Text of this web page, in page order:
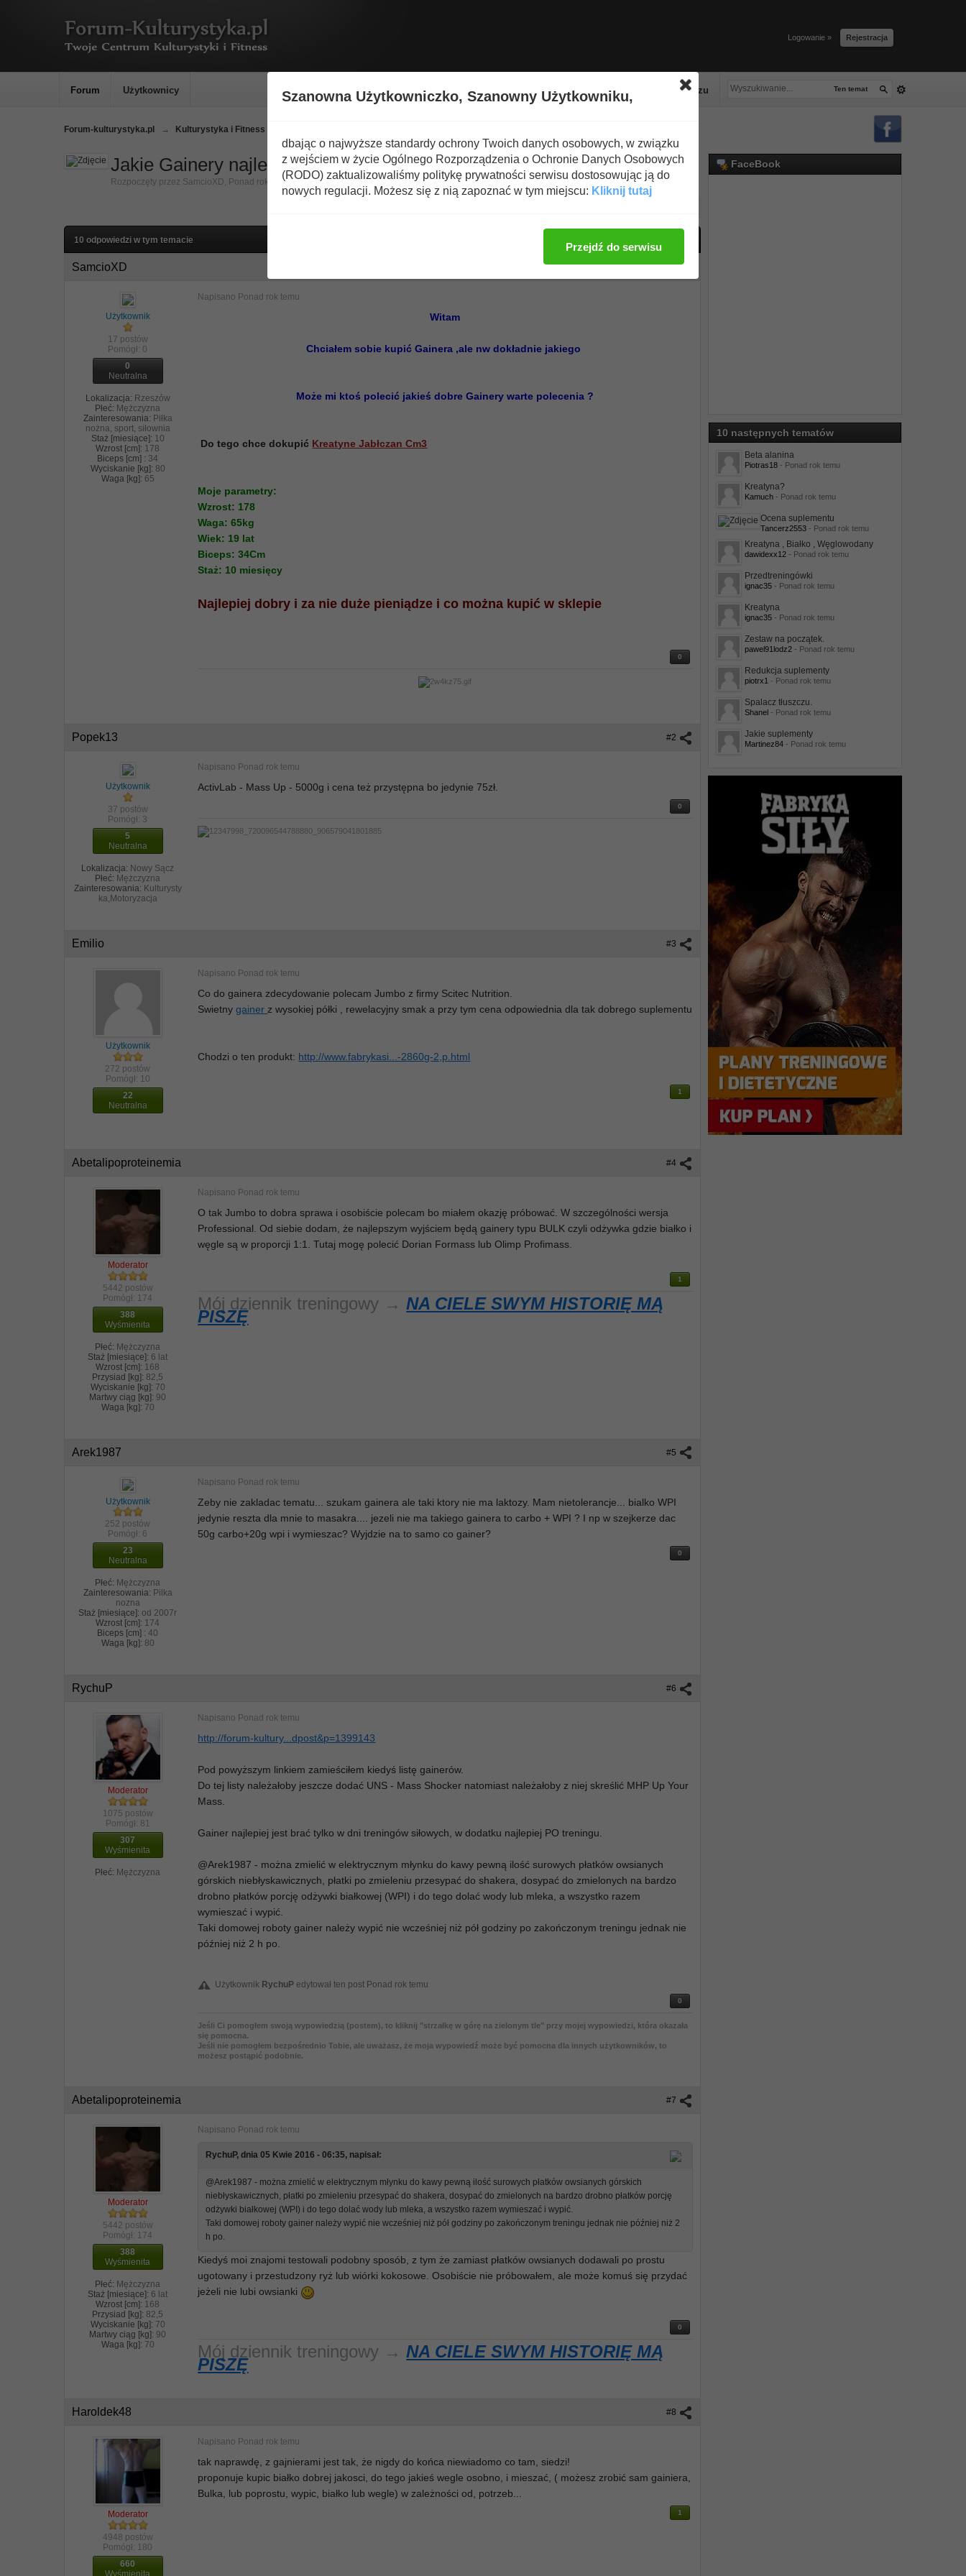
Logowanie » Rejestracja
Ten temat
Spalacze tłuszczu
Wyświetl nową zawartość
Forum Użytkownicy
Forum-kulturystyka.pl → Kulturystyka i Fitness
Jakie Gainery najlepsze
Rozpoczęty przez SamcioXD, Ponad rok temu
10 odpowiedzi w tym temacie
#1
SamcioXD
Użytkownik
17 postów
Pomógł: 0
0
Neutralna
Lokalizacja: Rzeszów
Płeć: Mężczyzna
Zainteresowania: Piłka
nożna, sport, siłownia
Staż [miesiące]: 10
Wzrost [cm]: 178
Biceps [cm] : 34
Wyciskanie [kg]: 80
Waga [kg]: 65
Napisano Ponad rok temu
Witam
Chciałem sobie kupić Gainera ,ale nw dokładnie jakiego
Może mi ktoś polecić jakieś dobre Gainery warte polecenia ?
Do tego chce dokupić Kreatyne Jabłczan Cm3
Moje parametry:
Wzrost: 178
Waga: 65kg
Wiek: 19 lat
Biceps: 34Cm
Staż: 10 miesięcy
Najlepiej dobry i za nie duże pieniądze i co można kupić w sklepie
0
#2
Popek13
Użytkownik
37 postów
Pomógł: 3
5
Neutralna
Lokalizacja: Nowy Sącz
Płeć: Mężczyzna
Zainteresowania: Kulturysty
ka,Motoryzacja
Napisano Ponad rok temu
ActivLab - Mass Up - 5000g i cena też przystępna bo jedynie 75zł.
0
#3
Emilio
Użytkownik
272 postów
Pomógł: 10
22
Neutralna
Napisano Ponad rok temu
Co do gainera zdecydowanie polecam Jumbo z firmy Scitec Nutrition.
Swietnygainer z wysokiej półki , rewelacyjny smak a przy tym cena odpowiednia dla tak dobrego suplementu
Chodzi o ten produkt: http://www.fabrykasi...-2860g-2,p.html
1
#4
Abetalipoproteinemia
Moderator
5442 postów
Pomógł: 174
388
Wyśmienita
Płeć: Mężczyzna
Staż [miesiące]: 6 lat
Wzrost [cm]: 168
Przysiad [kg]: 82,5
Wyciskanie [kg]: 70
Martwy ciąg [kg]: 90
Waga [kg]: 70
Napisano Ponad rok temu
O tak Jumbo to dobra sprawa i osobiście polecam bo miałem okazję próbować. W szczególności wersja
Professional. Od siebie dodam, że najlepszym wyjściem będą gainery typu BULK czyli odżywka gdzie białko i
węgle są w proporcji 1:1. Tutaj mogę polecić Dorian Formass lub Olimp Profimass.
1
Mój dziennik treningowy →NA CIELE SWYM HISTORIĘ MĄ
PISZĘ
#5
Arek1987
Użytkownik
252 postów
Pomógł: 6
23
Neutralna
Płeć: Mężczyzna
Zainteresowania: Pilka
nozna
Staż [miesiące]: od 2007r
Wzrost [cm]: 174
Biceps [cm] : 40
Waga [kg]: 80
Napisano Ponad rok temu
Zeby nie zakladac tematu... szukam gainera ale taki ktory nie ma laktozy. Mam nietolerancje... bialko WPI
jedynie reszta dla mnie to masakra.... jezeli nie ma takiego gainera to carbo + WPI ? I np w szejkerze dac
50g carbo+20g wpi i wymieszac? Wyjdzie na to samo co gainer?
0
#6
RychuP
Moderator
1075 postów
Pomógł: 81
307
Wyśmienita
Płeć: Mężczyzna
Napisano Ponad rok temu
http://forum-kultury...dpost&p=1399143
Pod powyższym linkiem zamieściłem kiedyś listę gainerów.
Do tej listy należałoby jeszcze dodać UNS - Mass Shocker natomiast należałoby z niej skreślić MHP Up Your
Mass.
Gainer najlepiej jest brać tylko w dni treningów siłowych, w dodatku najlepiej PO treningu.
@Arek1987 - można zmielić w elektrycznym młynku do kawy pewną ilość surowych płatków owsianych
górskich niebłyskawicznych, płatki po zmieleniu przesypać do shakera, dosypać do zmielonych na bardzo
drobno płatków porcję odżywki białkowej (WPI) i do tego dolać wody lub mleka, a wszystko razem
wymieszać i wypić.
Taki domowej roboty gainer należy wypić nie wcześniej niż pół godziny po zakończonym treningu jednak nie
później niż 2 h po.
Użytkownik RychuP edytował ten post Ponad rok temu
0
Jeśli Ci pomogłem swoją wypowiedzią (postem), to kliknij "strzałkę w górę na zielonym tle" przy mojej wypowiedzi, która okazała
się pomocna.
Jeśli nie pomogłem bezpośrednio Tobie, ale uważasz, że moja wypowiedź może być pomocna dla innych użytkowników, to
możesz postąpić podobnie.
#7
Abetalipoproteinemia
Moderator
5442 postów
Pomógł: 174
388
Wyśmienita
Płeć: Mężczyzna
Staż [miesiące]: 6 lat
Wzrost [cm]: 168
Przysiad [kg]: 82,5
Wyciskanie [kg]: 70
Martwy ciąg [kg]: 90
Waga [kg]: 70
Napisano Ponad rok temu
RychuP, dnia 05 Kwie 2016 - 06:35, napisał:
@Arek1987 - można zmielić w elektrycznym młynku do kawy pewną ilość surowych płatków owsianych górskich
niebłyskawicznych, płatki po zmieleniu przesypać do shakera, dosypać do zmielonych na bardzo drobno płatków porcję
odżywki białkowej (WPI) i do tego dolać wody lub mleka, a wszystko razem wymieszać i wypić.
Taki domowej roboty gainer należy wypić nie wcześniej niż pół godziny po zakończonym treningu jednak nie później niż 2
h po.
Kiedyś moi znajomi testowali podobny sposób, z tym że zamiast płatków owsianych dodawali po prostu
ugotowany i przestudzony ryż lub wiórki kokosowe. Osobiście nie próbowałem, ale może komuś się przydać
jeżeli nie lubi owsianki
0
Mój dziennik treningowy →NA CIELE SWYM HISTORIĘ MĄ
PISZĘ
#8
Haroldek48
Moderator
4948 postów
Pomógł: 180
660
Wyśmienita
Napisano Ponad rok temu
tak naprawdę, z gajnierami jest tak, że nigdy do końca niewiadomo co tam, siedzi!
proponuje kupic białko dobrej jakosci, do tego jakieś wegle osobno, i mieszać, ( możesz zrobić sam gainiera,
Bulka, lub poprostu, wypic, białko lub wegle) w zależności od, potrzeb...
1
FaceBook
10 następnych tematów
Beta alanina
Piotras18- Ponad rok temu
Kreatyna?
Kamuch- Ponad rok temu
Ocena suplementu
Tancerz2553- Ponad rok temu
Kreatyna , Białko , Węglowodany
dawidexx12- Ponad rok temu
Przedtreningówki
ignac35- Ponad rok temu
Kreatyna
ignac35- Ponad rok temu
Zestaw na początek.
pawel91lodz2- Ponad rok temu
Redukcja suplementy
piotrx1 - Ponad rok temu
Spalacz tłuszczu.
Shanel - Ponad rok temu
Jakie suplementy
Martinez84- Ponad rok temu
Szanowna Użytkowniczko, Szanowny Użytkowniku,
dbając o najwyższe standardy ochrony Twoich danych osobowych, w związku
z wejściem w życie Ogólnego Rozporządzenia o Ochronie Danych Osobowych
(RODO) zaktualizowaliśmy politykę prywatności serwisu dostosowując ją do
nowych regulacji. Możesz się z nią zapoznać w tym miejscu: Kliknij tutaj
Przejdź do serwisu